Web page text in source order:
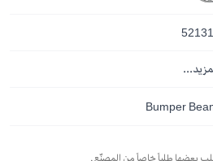
Bumper
بعضها طلباً خاصاً من المصنّع.